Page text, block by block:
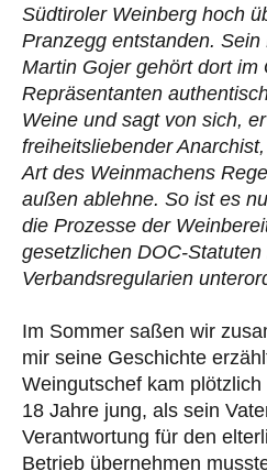
Südtiroler Weinberg hoch
Pranzegg entstanden.
Martin Gojer gehört dort im
Repräsentanten
Weine und sagt von sich,
freiheitsliebender
Art des Weinmachens
außen ablehne. So ist es
die Prozesse der
gesetzlichen DOC-
Verbandsregularien
Im Sommer saßen wir
mir seine Geschichte
Weingutschef kam
18 Jahre jung, als sein
Verantwortung für den
Betrieb übernehmen